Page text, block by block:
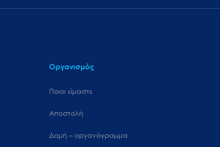
Οργανισμός
Ποιοι είμαστε
Αποστολή
Δομή – οργανόγραμμα